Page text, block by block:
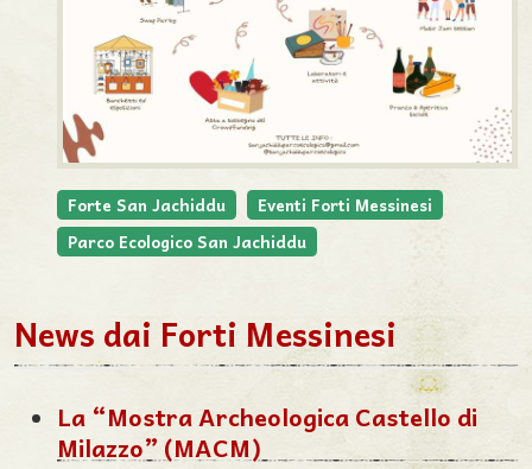
Forte San Jachiddu
Eventi Forti Messinesi
Parco Ecologico San Jachiddu
News dai Forti Messinesi
La “Mostra Archeologica Castello di
Milazzo” (MACM)